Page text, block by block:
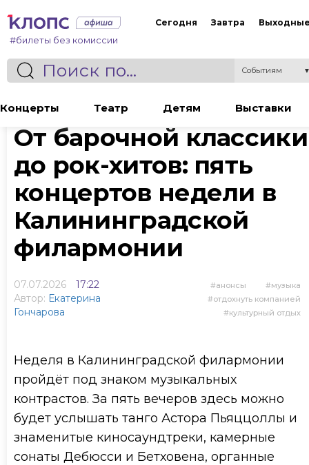
#билеты без комиссии
Сегодня Завтра
Событиям
Концерты Театр Детям Выставки
Статья
От барочной классики
до рок-хитов: пять
концертов недели в
Калининградской
филармонии
07.07.2026
17:22
Автор: Екатерина
Гончарова
анонсы
музыка
отдохнуть компанией
культурный отдых
Неделя в Калининградской филармонии
пройдёт под знаком музыкальных
контрастов. За пять вечеров здесь можно
будет услышать танго Астора Пьяццоллы и
знаменитые киносаундтреки, камерные
сонаты Дебюсси и Бетховена, органные